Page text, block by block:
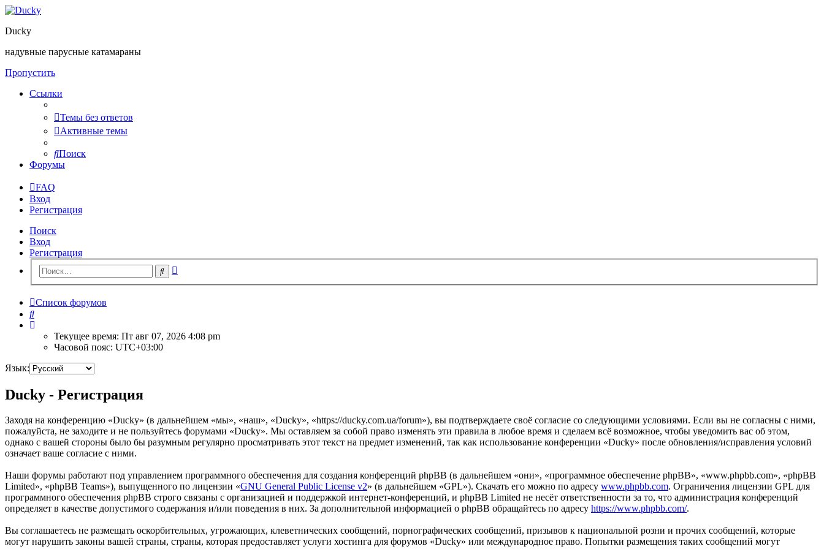
Ducky
надувные парусные катамараны
Пропустить
Ссылки
Темы без ответов
Активные темы
Поиск
Форумы
FAQ
Вход
Регистрация
Поиск
Вход
Регистрация
Поиск
Список форумов
Поиск
Текущее время: Пт авг 07, 2026 4:08 pm
Часовой пояс: UTC+03:00
Язык:
Ducky - Регистрация
Заходя на конференцию «Ducky» (в дальнейшем «мы», «наш», «Ducky», «https://ducky.com.ua/forum»), вы подтверждаете своё согласие со следующими условиями. Если вы не согласны с ними,
пожалуйста, не заходите и не пользуйтесь форумами «Ducky». Мы оставляем за собой право изменять эти правила в любое время и сделаем всё возможное, чтобы уведомить вас об этом,
однако с вашей стороны было бы разумным регулярно просматривать этот текст на предмет изменений, так как использование конференции «Ducky» после обновления/исправления условий
означает ваше согласие с ними.
Наши форумы работают под управлением программного обеспечения для создания конференций phpBB (в дальнейшем «они», «программное обеспечение phpBB», «www.phpbb.com», «phpBB
Limited», «phpBB Teams»), выпущенного по лицензии «GNU General Public License v2» (в дальнейшем «GPL»). Скачать его можно по адресу www.phpbb.com. Ограничения лицензии GPL для
программного обеспечения phpBB строго связаны с организацией и поддержкой интернет-конференций, и phpBB Limited не несёт ответственности за то, что администрация конференций
определяет в качестве допустимого содержания и/или поведения в них. За дополнительной информацией о phpBB обращайтесь по адресу https://www.phpbb.com/.
Вы соглашаетесь не размещать оскорбительных, угрожающих, клеветнических сообщений, порнографических сообщений, призывов к национальной розни и прочих сообщений, которые
могут нарушить законы вашей страны, страны, которая предоставляет услуги хостинга для форумов «Ducky» или международное право. Попытки размещения таких сообщений могут